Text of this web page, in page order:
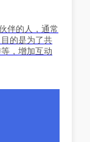
伴的人，通常
的是为了共
，增加互动